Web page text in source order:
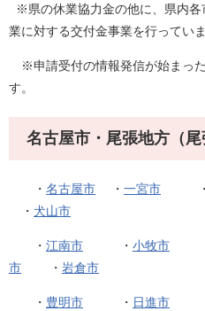
※県の休業協力金の他に、県内各
業に対する交付金事業を行っていま
※申請受付の情報発信が始まっ
す。
名古屋市・尾張地方（尾
・ 名古屋市 ・ 一宮市 ・
・ 犬山市
・ 江南市 ・ 小牧市
市 ・ 岩倉市
・ 豊明市 ・ 日進市